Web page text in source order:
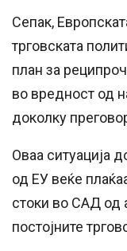
Сепак,
трговската
план за
во вредност од
доколку
Оваа ситуација
од ЕУ веќе
стоки во САД од
постојните